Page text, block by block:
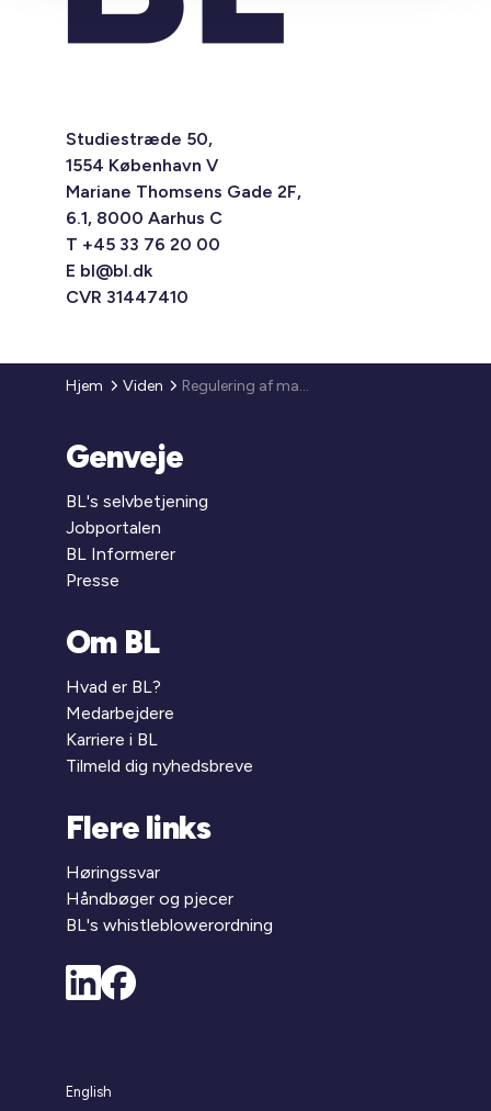
Studiestræde 50,
1554 København V
Mariane Thomsens Gade 2F,
6.1, 8000 Aarhus C
T +45 33 76 20 00
E bl@bl.dk
CVR 31447410
Hjem Viden Regulering af maksimumhuslejen 2020
Genveje
BL's selvbetjening
Jobportalen
BL Informerer
Presse
Om BL
Hvad er BL?
Medarbejdere
Karriere i BL
Tilmeld dig nyhedsbreve
Flere links
Høringssvar
Håndbøger og pjecer
BL's whistleblowerordning
English